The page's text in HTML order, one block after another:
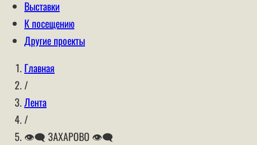
Выставки
К посещению
Другие проекты
Главная
/
Лента
/
👁‍🗨 ЗАХАРОВО 👁‍🗨